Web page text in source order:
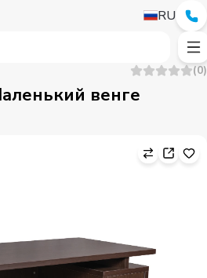
RU
(0)
венге